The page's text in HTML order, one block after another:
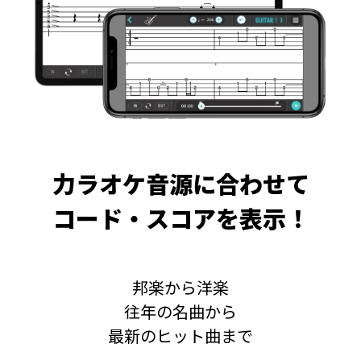
力ラオケ音源に合わせて
コード・スコアを表示！
邦楽から洋楽
往年の名曲から
最新のヒット曲まで